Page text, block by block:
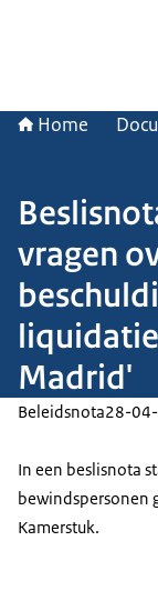
Home
vragen
Madrid'
Beleidsnota28-
In een beslisnota
bewindspersonen
Kamerstuk.